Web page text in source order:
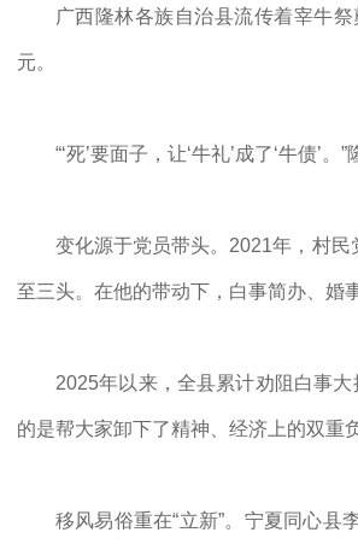
广西隆林各族自治县流传着宰牛
元。
“‘死’要面子，让‘牛礼’成了‘牛债’
变化源于党员带头。2021年，村民
至三头。在他的带动下，白事简办、婚
2025年以来，全县累计劝阻白事
的是帮大家卸下了精神、经济上的双重
移风易俗重在“立新”。宁夏同心县